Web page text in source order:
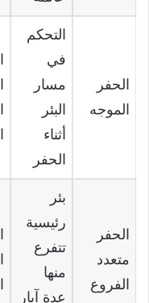
الحفر
الموجه
التحكم
في
مسار
البئر
أثناء
الحفر
الحفر
متعدد
الفروع
بئر
رئيسية
تتفرع
منها
عدة آبار